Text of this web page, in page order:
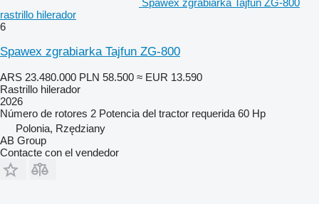
rastrillo hilerador
6
Spawex zgrabiarka Tajfun ZG-800
ARS 23.480.000 PLN 58.500 ≈ EUR 13.590
Rastrillo hilerador
2026
Número de rotores 2 Potencia del tractor requerida 60 Hp
Polonia, Rzędziany
AB Group
Contacte con el vendedor